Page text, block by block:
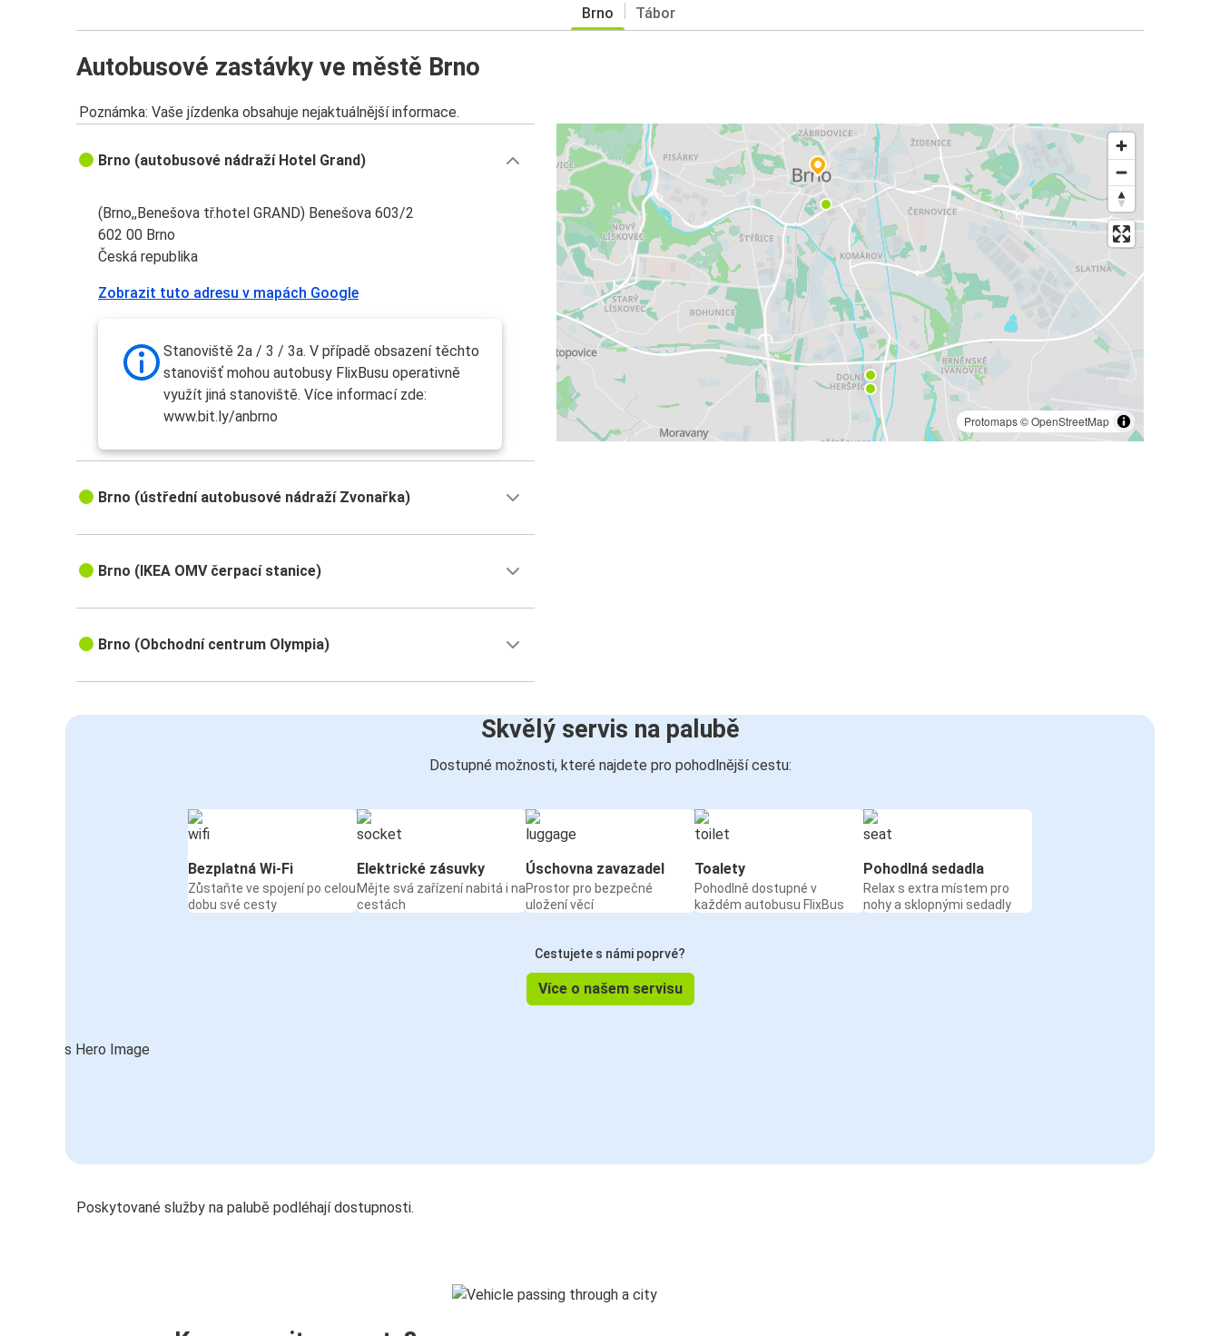
Brno Tábor
Autobusové zastávky ve městě Brno
Poznámka: Vaše jízdenka obsahuje nejaktuálnější informace.
Protomaps©OpenStreetMap
Brno (autobusové nádraží Hotel Grand)
(Brno,,Benešova tř.hotel GRAND) Benešova 603/2
602 00 Brno
Česká republika
Zobrazit tuto adresu v mapách Google
Stanoviště 2a / 3 / 3a. V případě obsazení těchto
stanovišť mohou autobusy FlixBusu operativně
využít jiná stanoviště. Více informací zde:
www.bit.ly/anbrno
Brno (ústřední autobusové nádraží Zvonařka)
Brno (IKEA OMV čerpací stanice)
Brno (Obchodní centrum Olympia)
Skvělý servis na palubě
Dostupné možnosti, které najdete pro pohodlnější cestu:
Bezplatná Wi-Fi
Zůstaňte ve spojení po celou
dobu své cesty
Elektrické zásuvky
Mějte svá zařízení nabitá i na
cestách
Úschovna zavazadel
Prostor pro bezpečné
uložení věcí
Toalety
Pohodlně dostupné v
každém autobusu FlixBus
Pohodlná sedadla
Relax s extra místem pro
nohy a sklopnými sedadly
Cestujete s námi poprvé?
Více o našem servisu
Poskytované služby na palubě podléhají dostupnosti.